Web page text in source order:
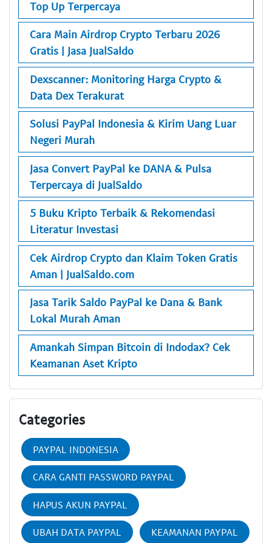
Top Up Terpercaya
Cara Main Airdrop Crypto Terbaru 2026
Gratis | Jasa JualSaldo
Dexscanner: Monitoring Harga Crypto &
Data Dex Terakurat
Solusi PayPal Indonesia & Kirim Uang Luar
Negeri Murah
Jasa Convert PayPal ke DANA & Pulsa
Terpercaya di JualSaldo
5 Buku Kripto Terbaik & Rekomendasi
Literatur Investasi
Cek Airdrop Crypto dan Klaim Token Gratis
Aman | JualSaldo.com
Jasa Tarik Saldo PayPal ke Dana & Bank
Lokal Murah Aman
Amankah Simpan Bitcoin di Indodax? Cek
Keamanan Aset Kripto
Categories
PAYPAL INDONESIA
CARA GANTI PASSWORD PAYPAL
HAPUS AKUN PAYPAL
UBAH DATA PAYPAL KEAMANAN PAYPAL